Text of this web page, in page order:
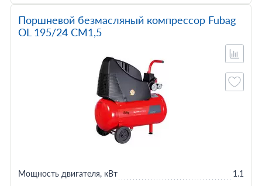
Поршневой безмасляный компрессор Fubag
OL 195/24 CM1,5
Мощность двигателя, кВт 1.1